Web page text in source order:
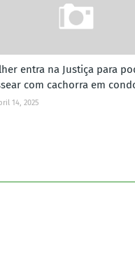
entra na Justiça para
com cachorra em
14, 2025